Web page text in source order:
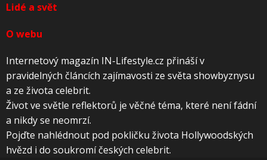
Lidé a svět
O webu
Internetový magazín IN-Lifestyle.cz přináší v
pravidelných článcích zajímavosti ze světa showbyznysu
a ze života celebrit.
Život ve světle reflektorů je věčné téma, které není fádní
a nikdy se neomrzí.
Pojďte nahlédnout pod pokličku života Hollywoodských
hvězd i do soukromí českých celebrit.